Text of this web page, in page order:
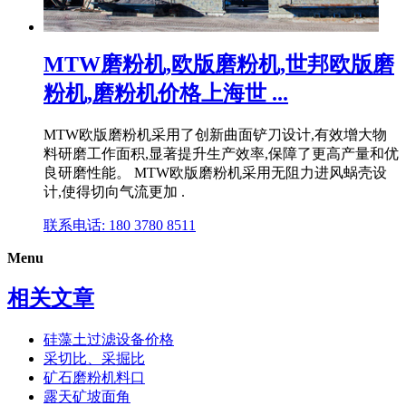
MTW磨粉机,欧版磨粉机,世邦欧版磨
粉机,磨粉机价格上海世 ...
MTW欧版磨粉机采用了创新曲面铲刀设计,有效增大物
料研磨工作面积,显著提升生产效率,保障了更高产量和优
良研磨性能。 MTW欧版磨粉机采用无阻力进风蜗壳设
计,使得切向气流更加 .
联系电话: 180 3780 8511
Menu
相关文章
硅藻土过滤设备价格
采切比、采掘比
矿石磨粉机料口
露天矿坡面角